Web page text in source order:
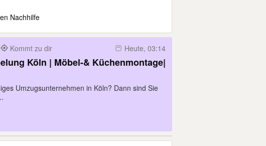
Nachhilfe
Kommt zu dir Heute, 03:14
Köln | Möbel-& Küchenmontage|
Umzugsunternehmen in Köln? Dann sind Sie